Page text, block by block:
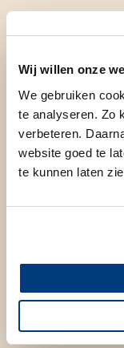
Wij willen onze
We gebruiken
te analyseren. Zo
verbeteren.
website goed te
te kunnen laten
“Het is
horen
zoals
model,
de
welzijn